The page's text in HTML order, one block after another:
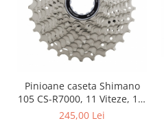
Pinioane caseta Shimano
105 CS-R7000, 11 Viteze, 11-
30T
245,00 Lei